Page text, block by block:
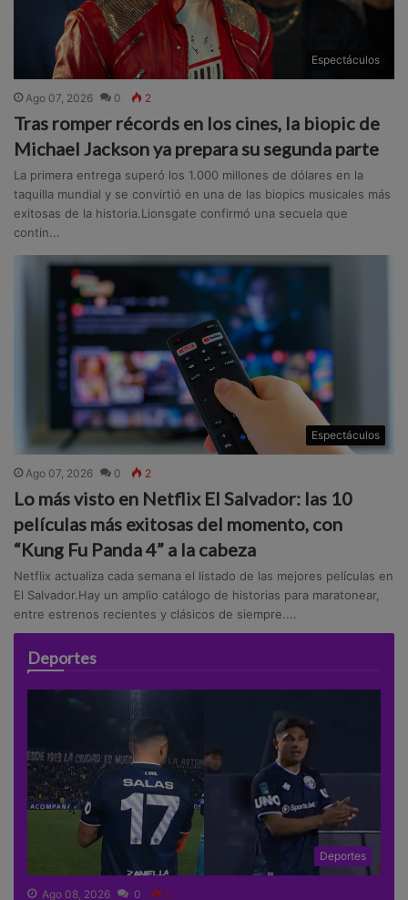
Espectáculos
Ago 07, 2026 0 2
Tras romper récords en los cines, la biopic de
Michael Jackson ya prepara su segunda parte
La primera entrega superó los 1.000 millones de dólares en la
taquilla mundial y se convirtió en una de las biopics musicales más
exitosas de la historia.Lionsgate confirmó una secuela que
contin...
Espectáculos
Ago 07, 2026 0 2
Lo más visto en Netflix El Salvador: las 10
películas más exitosas del momento, con
“Kung Fu Panda 4” a la cabeza
Netflix actualiza cada semana el listado de las mejores películas en
El Salvador.Hay un amplio catálogo de historias para maratonear,
entre estrenos recientes y clásicos de siempre....
Deportes
Deportes
Ago 08, 2026 0 2